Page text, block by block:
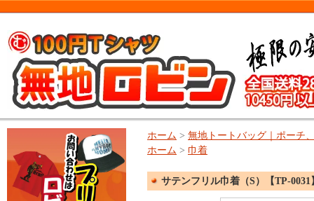
ホーム > 無地トートバッグ｜ポーチ
ホーム > 巾着
サテンフリル巾着（S）【TP-0031